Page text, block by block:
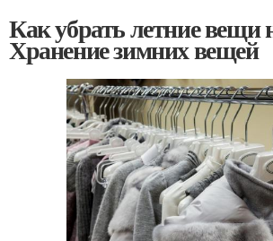
Как убрать летние вещи
Хранение зимних вещей